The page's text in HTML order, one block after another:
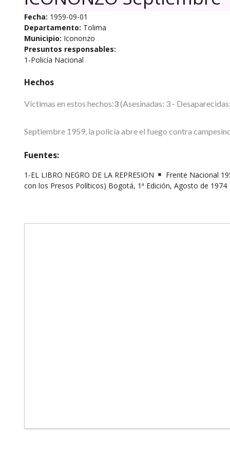
Fecha: 1959-09-01
Departamento: Tolima
Municipio: Icononzo
Presuntos responsables:
1-Policía Nacional
Hechos
Víctimas en estos hechos:3(Asesinadas: 3 -
Septiembre 1959, la policía abre el fuego contra
Fuentes:
1-EL LIBRO NEGRO DE LA REPRESION
Frente Nacional
con los Presos Políticos) Bogotá, 1ª Edición, Agosto de 1974